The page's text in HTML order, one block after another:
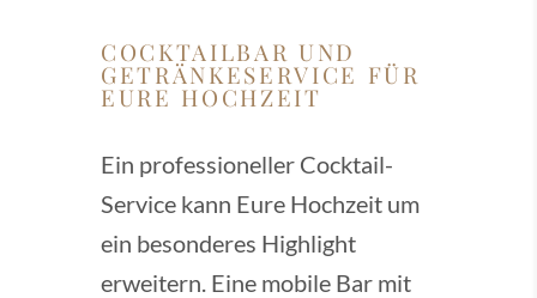
COCKTAILBAR UND
GETRÄNKESERVICE FÜR
EURE HOCHZEIT
Ein professioneller Cocktail-
Service kann Eure Hochzeit um
ein besonderes Highlight
erweitern. Eine mobile Bar mit